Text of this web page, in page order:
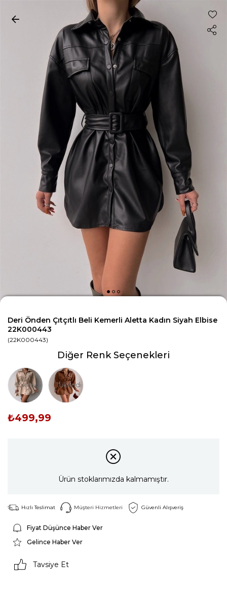
Deri Önden Çıtçıtlı Beli Kemerli Aletta Kadın Siyah Elbise
22K000443
(22K000443)
Diğer Renk Seçenekleri
Tükendi Tükendi
₺499,99
Ürün stoklarımızda kalmamıştır.
Hızlı Teslimat Müşteri Hizmetleri Güvenli Alışveriş
Fiyat Düşünce Haber Ver
Gelince Haber Ver
Tavsiye Et